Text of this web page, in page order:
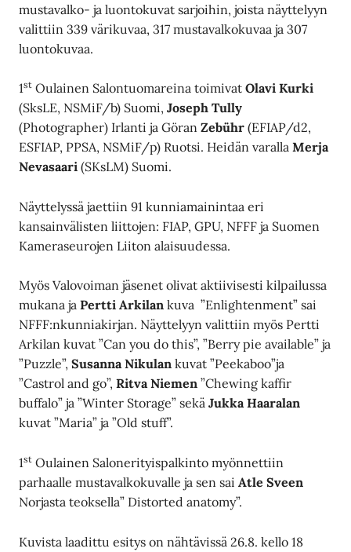
mustavalko- ja luontokuvat sarjoihin, joista näyttelyyn
valittiin 339 värikuvaa, 317 mustavalkokuvaa ja 307
luontokuvaa.
1st Oulainen Salontuomareina toimivatOlavi Kurki
(SksLE, NSMiF/b) Suomi,Joseph Tully
(Photographer) Irlanti ja Göran Zebühr(EFIAP/d2,
ESFIAP, PPSA, NSMiF/p) Ruotsi. Heidän varallaMerja
Nevasaari (SKsLM) Suomi.
Näyttelyssä jaettiin 91 kunniamainintaa eri
kansainvälisten liittojen: FIAP, GPU, NFFF ja Suomen
Kameraseurojen Liiton alaisuudessa.
Myös Valovoiman jäsenet olivat aktiivisesti kilpailussa
mukana jaPertti Arkilan kuva ”Enlightenment” sai
NFFF:nkunniakirjan. Näyttelyyn valittiin myös Pertti
Arkilan kuvat ”Can you do this”, ”Berry pie available” ja
”Puzzle”,Susanna Nikulan kuvat ”Peekaboo”ja
”Castrol and go”,Ritva Niemen ”Chewing kaffir
buffalo” ja ”Winter Storage” sekä Jukka Haaralan
kuvat ”Maria” ja ”Old stuff”.
1st Oulainen Salonerityispalkinto myönnettiin
parhaalle mustavalkokuvalle ja sen saiAtle Sveen
Norjasta teoksella” Distorted anatomy”.
Kuvista laadittu esitys on nähtävissä 26.8. kello 18